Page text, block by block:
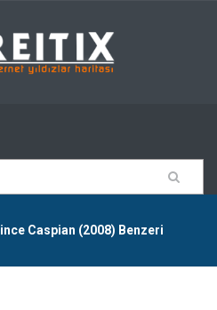
Caspian (2008) Benzeri